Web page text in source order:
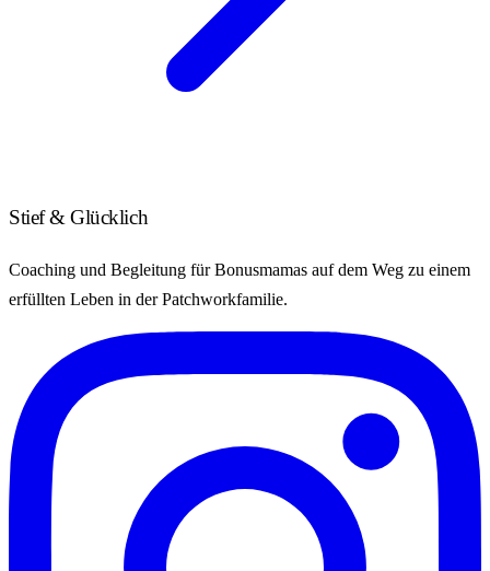
Stief & Glücklich
Coaching und Begleitung für Bonusmamas auf dem Weg zu einem
erfüllten Leben in der Patchworkfamilie.